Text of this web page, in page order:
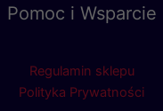
Pomoc i Wsparcie
Regulamin sklepu
Polityka Prywatności